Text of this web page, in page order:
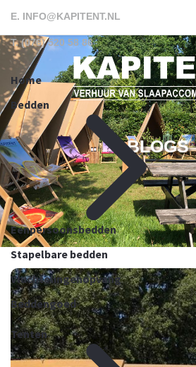
E. INFO@KAPITENT.NL
T.(076) 520 58 86
Home
Bedden
Eenpersoonsbedden
Stapelbare bedden
Vluchtelingenopvang
Beddengoed
Tenten
BLOGS